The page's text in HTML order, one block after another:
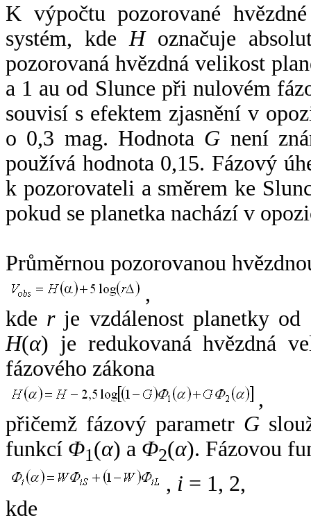
K výpočtu pozorované
systém, kde Hoznačuje
pozorovaná hvězdná velikost
a 1 au od Slunce při nulovém
souvisí s efektem zjasnění v
o 0,3 mag. Hodnota G není
používá hodnota 0,15. Fázový
k pozorovateli a směrem ke
pokud se planetka nachází v
Průměrnou pozorovanou
,
kde rje vzdálenost planetky od
H(α) je redukovaná hvězdná
fázového zákona
,
přičemž fázový parametr G
funkcí Φ1(α) a Φ2(α). Fázovou
, i = 1, 2,
kde